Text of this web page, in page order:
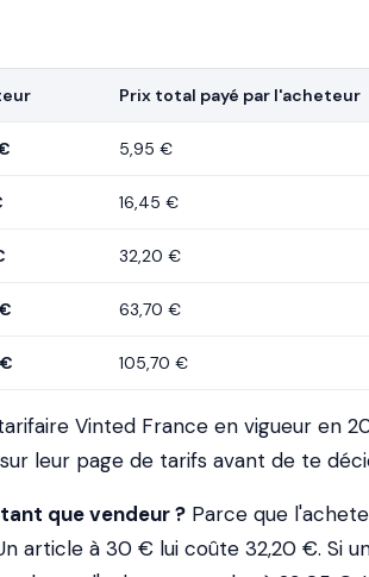
Prix total payé par l'acheteur
5,95 €
16,45 €
32,20 €
63,70 €
105,70 €
Vinted France en vigueur en
leur page de tarifs avant de te
que vendeur ? Parce que
article à 30 € lui coûte 32,20 €. Si